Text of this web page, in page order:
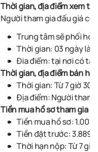
Thờigian, địa điểm xem tài
Người tham gia đấu giá
Trung tâm sẽ phối
Thời gian: 03 ngày
Đia điểm: tại nơi có tài
Thờigian, địa điểm bán
Thờigian:Từ 7 giờ 30
Địa điểm: Người
Tiền mua hồ sơ tham gia
Tiền mua hồ sơ:
Tiền đặt trước:
Thời hạn nộp: Từ 7